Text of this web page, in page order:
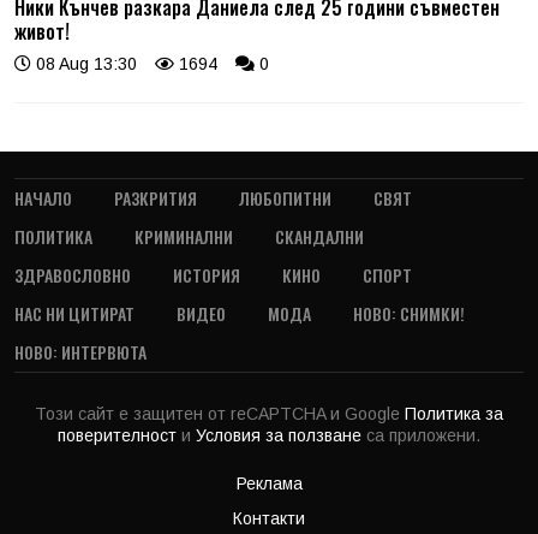
Ники Кънчев разкара Даниела след 25 години съвместен
живот!
08 Aug 13:30 1694 0
НАЧАЛО РАЗКРИТИЯ ЛЮБОПИТНИ
СВЯТ
ПОЛИТИКА
КРИМИНАЛНИ
СКАНДАЛНИ
ЗДРАВОСЛОВНО
ИСТОРИЯ КИНО
СПОРТ
НАС НИ ЦИТИРАТ
ВИДЕО МОДА
НОВО: СНИМКИ!
НОВО: ИНТЕРВЮТА
Този сайт е защитен от reCAPTCHA и Google Политика за
поверителност и Условия за ползване са приложени.
Реклама
Контакти